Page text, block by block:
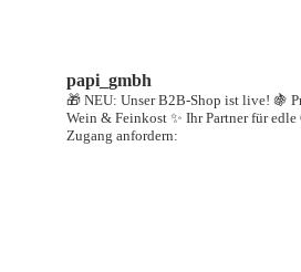
papi_gmbh
🎁 NEU: Unser B2B-Shop ist live! 🍇
Wein & Feinkost ✨ Ihr Partner für
Zugang anfordern: